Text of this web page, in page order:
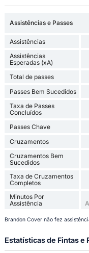
Assistências e Passes
Assistências
Assistências
Esperadas (xA)
Total de passes
Passes Bem Sucedidos
Taxa de Passes
Concluídos
Passes Chave
Cruzamentos
Cruzamentos Bem
Sucedidos
Taxa de Cruzamentos
Completos
Minutos Por
Assistência
Brandon Cover não fez
Estatísticas de Fintas e